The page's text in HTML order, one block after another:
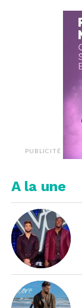
PUBLICITÉ
A la une